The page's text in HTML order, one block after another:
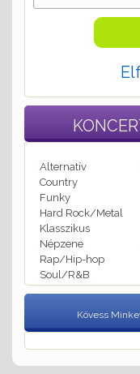
Alternatív
Country
Funky
Hard Rock/Metal
Klasszikus
Népzene
Rap/Hip-hop
Soul/R&B
Kövess